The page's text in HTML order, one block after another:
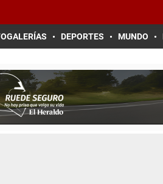
DEPORTES MUNDO